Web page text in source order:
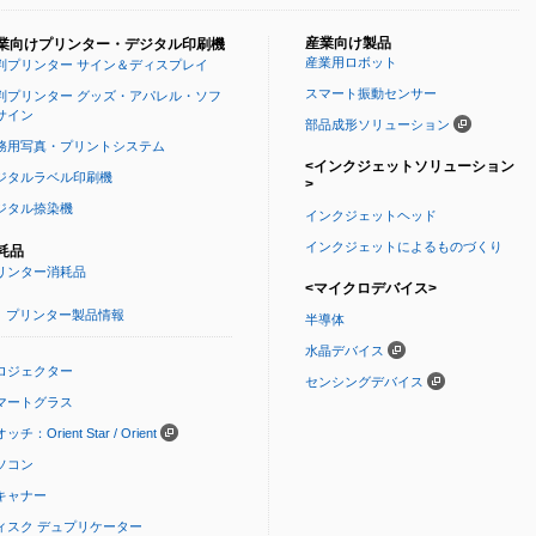
向けプリンター・デジタル印刷機
プリンター サイン＆ディスプレイ
プリンター グッズ・アパレル・ソフ
イン
用写真・プリントシステム
タルラベル印刷機
タル捺染機
品
ンター消耗品
プリンター製品情報
ジェクター
ートグラス
ッチ：Orient Star / Orient
コン
ャナー
スク デュプリケーター
産業向け製品
産業用ロボット
スマート振動センサー
部品成形ソリューション
<インクジェットソリューション
>
インクジェットヘッド
インクジェットによるものづくり
<マイクロデバイス>
半導体
水晶デバイス
センシングデバイス